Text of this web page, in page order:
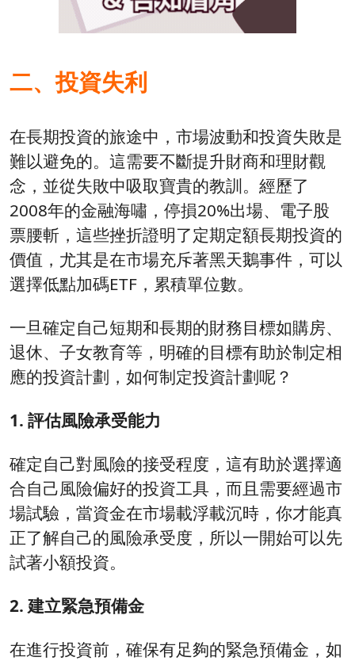
二、投資失利
在長期投資的旅途中，市場波動和投資失敗是
難以避免的。這需要不斷提升財商和理財觀
念，並從失敗中吸取寶貴的教訓。經歷了
2008年的金融海嘯，停損20%出場、電子股
票腰斬，這些挫折證明了定期定額長期投資的
價值，尤其是在市場充斥著黑天鵝事件，可以
選擇低點加碼ETF，累積單位數。
一旦確定自己短期和長期的財務目標如購房、
退休、子女教育等，明確的目標有助於制定相
應的投資計劃，如何制定投資計劃呢？
1. 評估風險承受能力
確定自己對風險的接受程度，這有助於選擇適
合自己風險偏好的投資工具，而且需要經過市
場試驗，當資金在市場載浮載沉時，你才能真
正了解自己的風險承受度，所以一開始可以先
試著小額投資。
2. 建立緊急預備金
在進行投資前，確保有足夠的緊急預備金，如